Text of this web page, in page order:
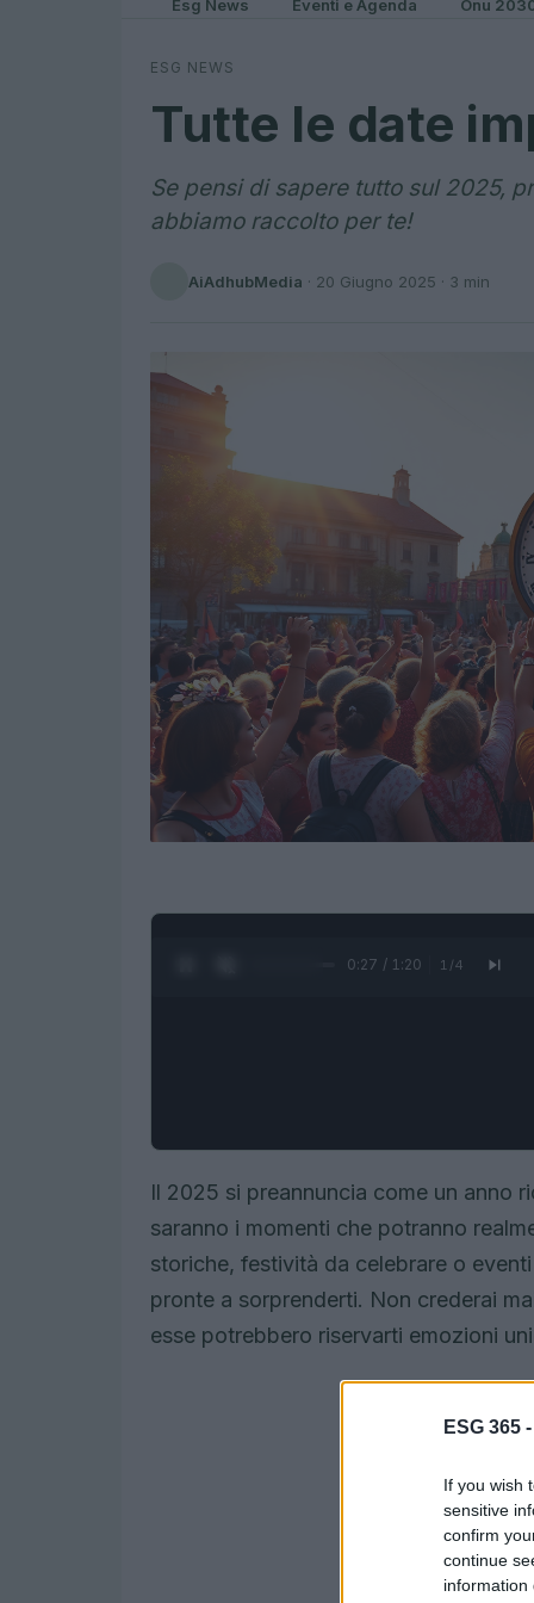
ESG 365 -
If you wish
sensitive
confirm
continue
information
Esg News Eventi e Agenda Onu
ESG NEWS
Tutte le date
Se pensi di sapere tutto sul 2025,
abbiamo raccolto per te!
AiAdhubMedia · 20 Giugno 2025 · 3 min
0:28 / 1:20 1 /4
Il 2025 si preannuncia come un anno
saranno i momenti che potranno
storiche, festività da celebrare o
pronte a sorprenderti. Non crederai
esse potrebbero riservarti emozioni